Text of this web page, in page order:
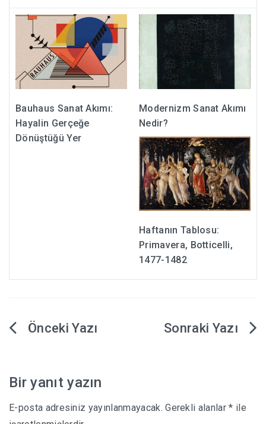
Bauhaus Sanat Akımı:
Hayalin Gerçeğe
Dönüştüğü Yer
Modernizm Sanat Akımı
Nedir?
Haftanın Tablosu:
Primavera, Botticelli,
1477-1482
Yazı
Bir yanıt yazın
E-posta adresiniz yayınlanmayacak. Gerekli alanlar* ile